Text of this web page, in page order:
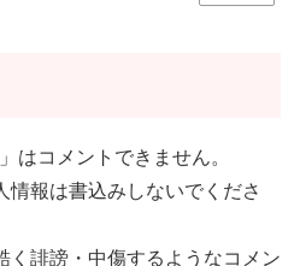
はコメントできません。
情報は書込みしないでくださ
く誹謗・中傷するようなコメン